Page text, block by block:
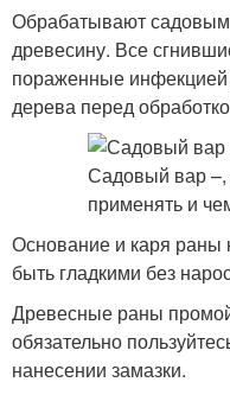
Обрабатывают
древесину. Все
пораженные инфекцией
дерева перед
Основание и каря раны
быть гладкими без
Древесные раны
обязательно
нанесении замазки.